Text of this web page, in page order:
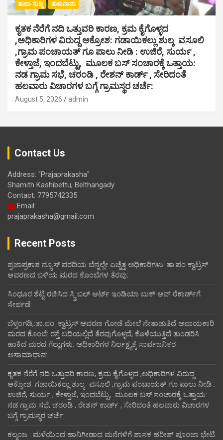
ತಾಜಾ ಸುದ್ದಿ ತುಳುನಾಡು
ಕೃತಕ ನೆರೆಗೆ ನದಿ ಒತ್ತುವರಿ ಕಾರಣ, ಕ್ರಮ ಕೈಗೊಳ್ಳದ
,ಅಧಿಕಾರಿಗಳ ವಿರುದ್ದ ಆಕ್ರೋಶ: ಗಡಾಯಿಕಲ್ಲು ಶುಲ್ಕ ವಸೂಲಿ
,ಗ್ರಾಮ ಪಂಚಾಯತ್ ಗೂ ಪಾಲು ನೀಡಿ : ಉಜಿರೆ, ಸುರ್ಯ ,
ಕೇಳ್ತಾಜೆ, ಇಂದಬೆಟ್ಟು, ಮೂಲಕ ಬಸ್ ಸಂಚಾರಕ್ಕೆ ಒತ್ತಾಯ:
ನಡ ಗ್ರಾಮ ಸಭೆ, ಚರಂಡಿ , ರೇಶನ್ ಕಾರ್ಡ್ , ಸೇರಿದಂತೆ
ಹಲವಾರು ವಿಚಾರಗಳ ಬಗ್ಗೆ ಗ್ರಾಮಸ್ಥರ ಚರ್ಚೆ:
August 5, 2026 admin
Contact Us
Address: "Prajaprakasha"
Shamith Kashibettu, Belthangady
Contact: 7795742335
Email:
prajaprakasha@gmail.com
Recent Posts
ಪ್ರಜಾಪ್ರಕಾಶ ನ್ಯೂಸ್ ವರದಿಯ ಬೆನ್ನಲ್ಲೇ ಎಚ್ಚೆತ್ತ ಅಧಿಕಾರಿಗಳು: ತಾ.ಪಂ ಕ್ವಾಟ್ರಸ್
ಆವರಣದ ಬಳಿಯ ಮರದ ಕೊಂಬೆಗಳ ತೆರವು:
ಸಿಂಧೂರ ಶೆಟ್ಟಿ ರಚಿಸಿದ ಸ್ಕ್ರಿಬಲ್ ಆರ್ಟ್ ಇಂಡಿಯಾ ಬುಕ್ ಆಪ್ ರೆಕಾರ್ಡ್‌ಗೆ
ಸೇರ್ಪಡೆ:
ಬೆಳ್ತಂಗಡಿ,:ತಾ.ಪಂ‌. ಕ್ವಾಟ್ರಸ್ ಆವರಣ ಗೋಡೆ ಮೇಲೆ ನೇತಾಡುತಿದೆ ಅಪಾಯಕಾರಿ
ಮರದ ಕೊಂಬೆ: ರಸ್ತೆ ಬದಿಯಲ್ಲಿದೆ ತೆರವುಗೊಳ್ಳದೆ, ಕೊಳೆಯುತ್ತಿದೆ ತುಂಡರಿಸಿ
ಹಾಕಿದ ಮರದ ಗೆಲ್ಲುಗಳು: ಅಧಿಕಾರಿಗಳ ನಿರ್ಲಕ್ಷ್ಯಕ್ಕೆ ಸಾರ್ವಜನಿಕರ
ಅಸಾಮಾಧಾನ:
ಕೃತಕ ನೆರೆಗೆ ನದಿ ಒತ್ತುವರಿ ಕಾರಣ, ಕ್ರಮ ಕೈಗೊಳ್ಳದ ,ಅಧಿಕಾರಿಗಳ ವಿರುದ್ದ
ಆಕ್ರೋಶ: ಗಡಾಯಿಕಲ್ಲು ಶುಲ್ಕ ವಸೂಲಿ ,ಗ್ರಾಮ ಪಂಚಾಯತ್ ಗೂ ಪಾಲು ನೀಡಿ :
ಉಜಿರೆ, ಸುರ್ಯ , ಕೇಳ್ತಾಜೆ, ಇಂದಬೆಟ್ಟು, ಮೂಲಕ ಬಸ್ ಸಂಚಾರಕ್ಕೆ ಒತ್ತಾಯ:
ನಡ ಗ್ರಾಮ ಸಭೆ, ಚರಂಡಿ , ರೇಶನ್ ಕಾರ್ಡ್ , ಸೇರಿದಂತೆ ಹಲವಾರು ವಿಚಾರಗಳ
ಬಗ್ಗೆ ಗ್ರಾಮಸ್ಥರ ಚರ್ಚೆ:
ಕಲ್ಮಂಜ : ಮಳೆಯಿಂದ ಹಾನಿಗೀಡಾದ ಮನೆಗಳಿಗೆ ಶಾಸಕ ಹರೀಶ್ ಪೂಂಜಾ ಭೇಟಿ